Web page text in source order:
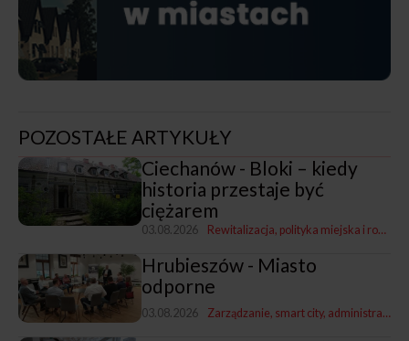
POZOSTAŁE ARTYKUŁY
Ciechanów - Bloki – kiedy
historia przestaje być
ciężarem
03.08.2026 Rewitalizacja, polityka miejska i rozwój
Hrubieszów - Miasto
odporne
03.08.2026 Zarządzanie, smart city, administracja